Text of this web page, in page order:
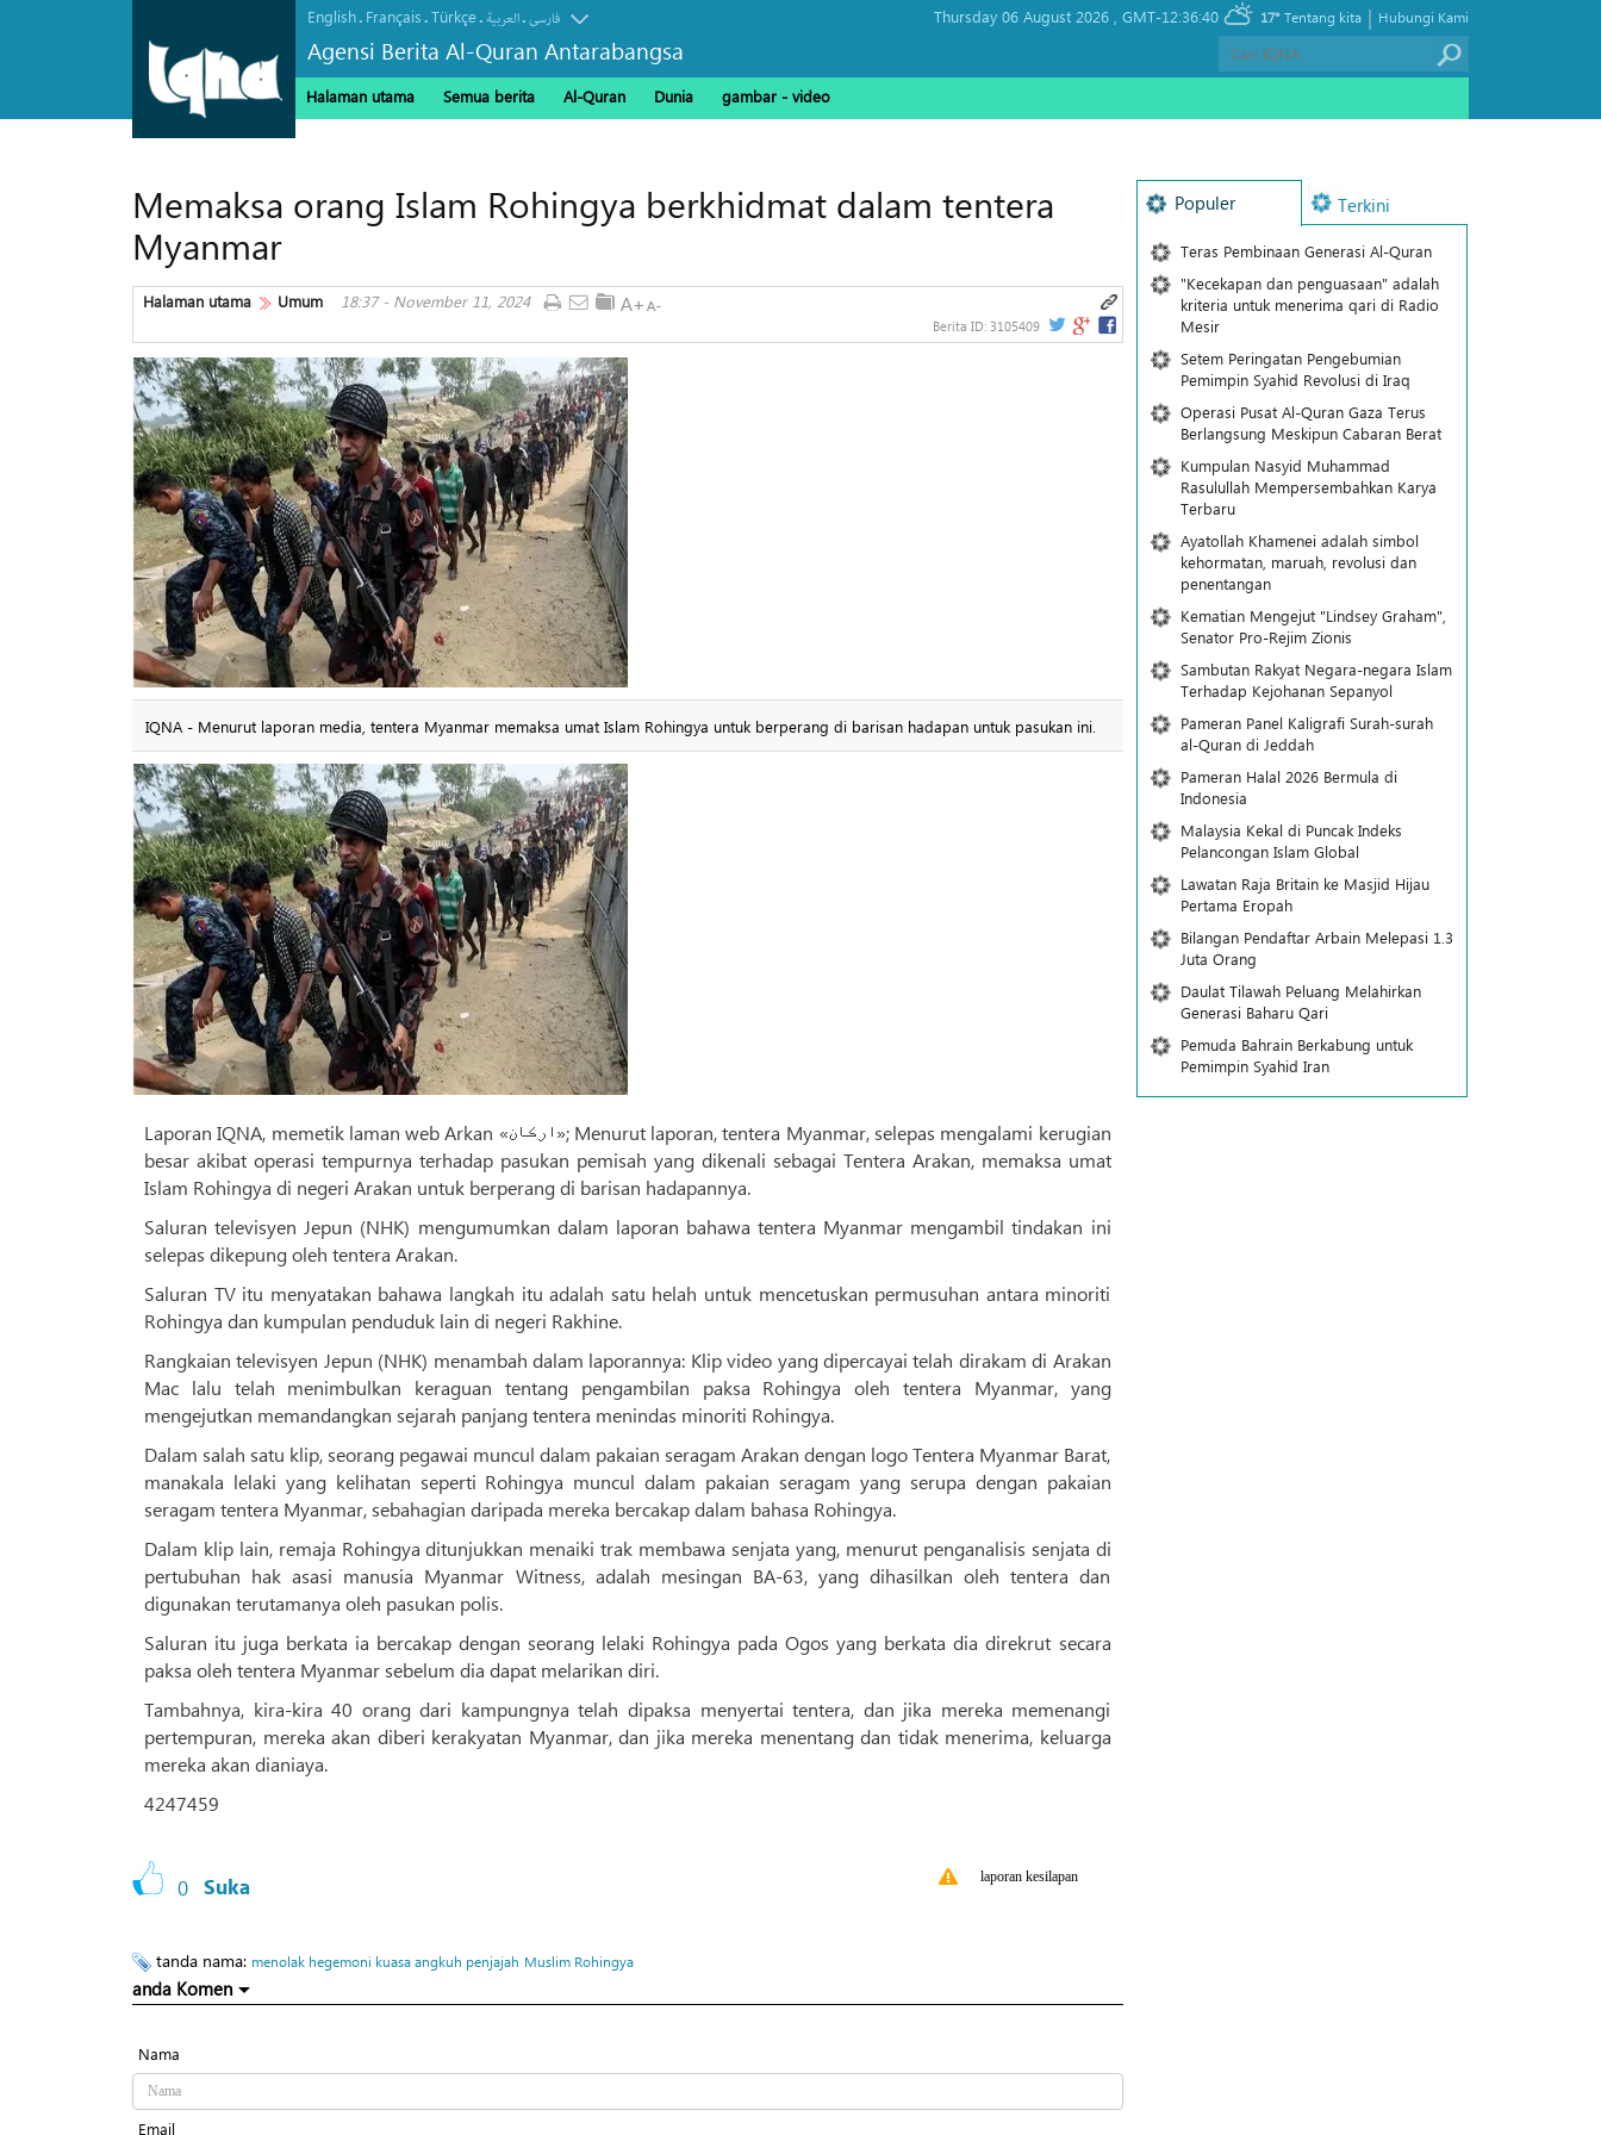
English. Français.Türkçe. العربیة.فارسی
Agensi Berita Al-Quran Antarabangsa
Thursday 06 August 2026 , GMT-12:36:40 17° Hubungi Kami
|
Tentang kita
Halaman utama Semua berita Al-Quran Dunia gambar - video
Memaksa orang Islam Rohingya berkhidmat dalam tentera
Myanmar
Halaman utama Umum 18:37 - November 11, 2024
Berita ID: 3105409
IQNA - Menurut laporan media, tentera Myanmar memaksa umat Islam Rohingya untuk berperang di barisan hadapan untuk pasukan ini.
Laporan IQNA, memetik laman web Arkan «ارکان»; Menurut laporan, tentera Myanmar, selepas mengalami kerugian
besar akibat operasi tempurnya terhadap pasukan pemisah yang dikenali sebagai Tentera Arakan, memaksa umat
Islam Rohingya di negeri Arakan untuk berperang di barisan hadapannya.
Saluran televisyen Jepun (NHK) mengumumkan dalam laporan bahawa tentera Myanmar mengambil tindakan ini
selepas dikepung oleh tentera Arakan.
Saluran TV itu menyatakan bahawa langkah itu adalah satu helah untuk mencetuskan permusuhan antara minoriti
Rohingya dan kumpulan penduduk lain di negeri Rakhine.
Rangkaian televisyen Jepun (NHK) menambah dalam laporannya: Klip video yang dipercayai telah dirakam di Arakan
Mac lalu telah menimbulkan keraguan tentang pengambilan paksa Rohingya oleh tentera Myanmar, yang
mengejutkan memandangkan sejarah panjang tentera menindas minoriti Rohingya.
Dalam salah satu klip, seorang pegawai muncul dalam pakaian seragam Arakan dengan logo Tentera Myanmar Barat,
manakala lelaki yang kelihatan seperti Rohingya muncul dalam pakaian seragam yang serupa dengan pakaian
seragam tentera Myanmar, sebahagian daripada mereka bercakap dalam bahasa Rohingya.
Dalam klip lain, remaja Rohingya ditunjukkan menaiki trak membawa senjata yang, menurut penganalisis senjata di
pertubuhan hak asasi manusia Myanmar Witness, adalah mesingan BA-63, yang dihasilkan oleh tentera dan
digunakan terutamanya oleh pasukan polis.
Saluran itu juga berkata ia bercakap dengan seorang lelaki Rohingya pada Ogos yang berkata dia direkrut secara
paksa oleh tentera Myanmar sebelum dia dapat melarikan diri.
Tambahnya, kira-kira 40 orang dari kampungnya telah dipaksa menyertai tentera, dan jika mereka memenangi
pertempuran, mereka akan diberi kerakyatan Myanmar, dan jika mereka menentang dan tidak menerima, keluarga
mereka akan dianiaya.
4247459
0 Suka laporan kesilapan
tanda nama: menolak hegemoni kuasa angkuh penjajah Muslim Rohingya
anda Komen
Nama
Email
Populer Terkini
Teras Pembinaan Generasi Al-Quran
"Kecekapan dan penguasaan" adalah
kriteria untuk menerima qari di Radio
Mesir
Setem Peringatan Pengebumian
Pemimpin Syahid Revolusi di Iraq
Operasi Pusat Al-Quran Gaza Terus
Berlangsung Meskipun Cabaran Berat
Kumpulan Nasyid Muhammad
Rasulullah Mempersembahkan Karya
Terbaru
Ayatollah Khamenei adalah simbol
kehormatan, maruah, revolusi dan
penentangan
Kematian Mengejut "Lindsey Graham",
Senator Pro-Rejim Zionis
Sambutan Rakyat Negara-negara Islam
Terhadap Kejohanan Sepanyol
Pameran Panel Kaligrafi Surah-surah
al-Quran di Jeddah
Pameran Halal 2026 Bermula di
Indonesia
Malaysia Kekal di Puncak Indeks
Pelancongan Islam Global
Lawatan Raja Britain ke Masjid Hijau
Pertama Eropah
Bilangan Pendaftar Arbain Melepasi 1.3
Juta Orang
Daulat Tilawah Peluang Melahirkan
Generasi Baharu Qari
Pemuda Bahrain Berkabung untuk
Pemimpin Syahid Iran